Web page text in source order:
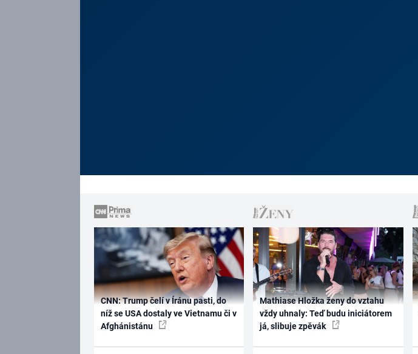
CNN: Trump čelí v Íránu pasti, do
níž se USA dostaly ve Vietnamu či v
Afghánistánu
Mathiase Hložka ženy do vztahu
vždy uhnaly: Teď budu iniciátorem
já, slibuje zpěvák